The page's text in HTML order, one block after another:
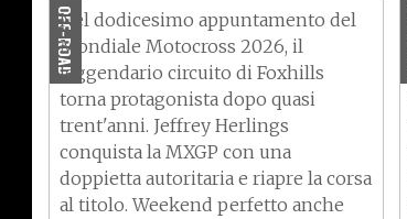
OFF-ROAD
Nel dodicesimo appuntamento del
Mondiale Motocross 2026, il
leggendario circuito di Foxhills
torna protagonista dopo quasi
trent'anni. Jeffrey Herlings
conquista la MXGP con una
doppietta autoritaria e riapre la corsa
al titolo. Weekend perfetto anche